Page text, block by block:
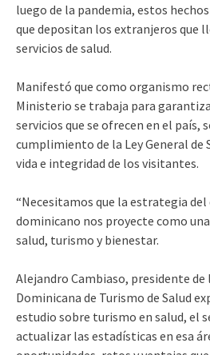
luego de la pandemia, estos
que depositan los extranjeros que
servicios de salud.
Manifestó que como organismo
Ministerio se trabaja para
servicios que se ofrecen en el país,
cumplimiento de la Ley General de
vida e integridad de los visitantes.
“Necesitamos que la estrategia
dominicano nos proyecte como
salud, turismo y bienestar.
Alejandro Cambiaso, presidente de
Dominicana de Turismo de Salud
estudio sobre turismo en salud, el
actualizar las estadísticas en esa